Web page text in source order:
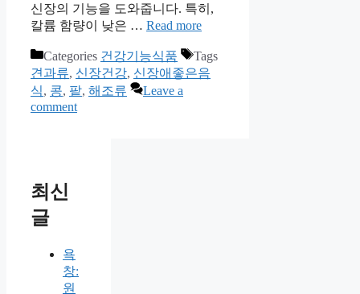
신장의 기능을 도와줍니다. 특히,
칼륨 함량이 낮은 … Read more
Categories 건강기능식품
Tags
견과류, 신장건강, 신장애좋은음
식, 콩, 팥, 해조류
Leave a
comment
최신
글
욕
창:
원